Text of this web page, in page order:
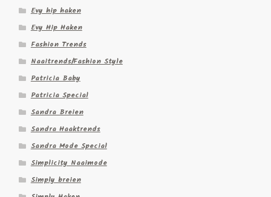
Evy hip haken
Evy Hip Haken
Fashion Trends
Naaitrends/Fashion Style
Patricia Baby
Patricia Special
Sandra Breien
Sandra Haaktrends
Sandra Mode Special
Simplicity Naaimode
Simply breien